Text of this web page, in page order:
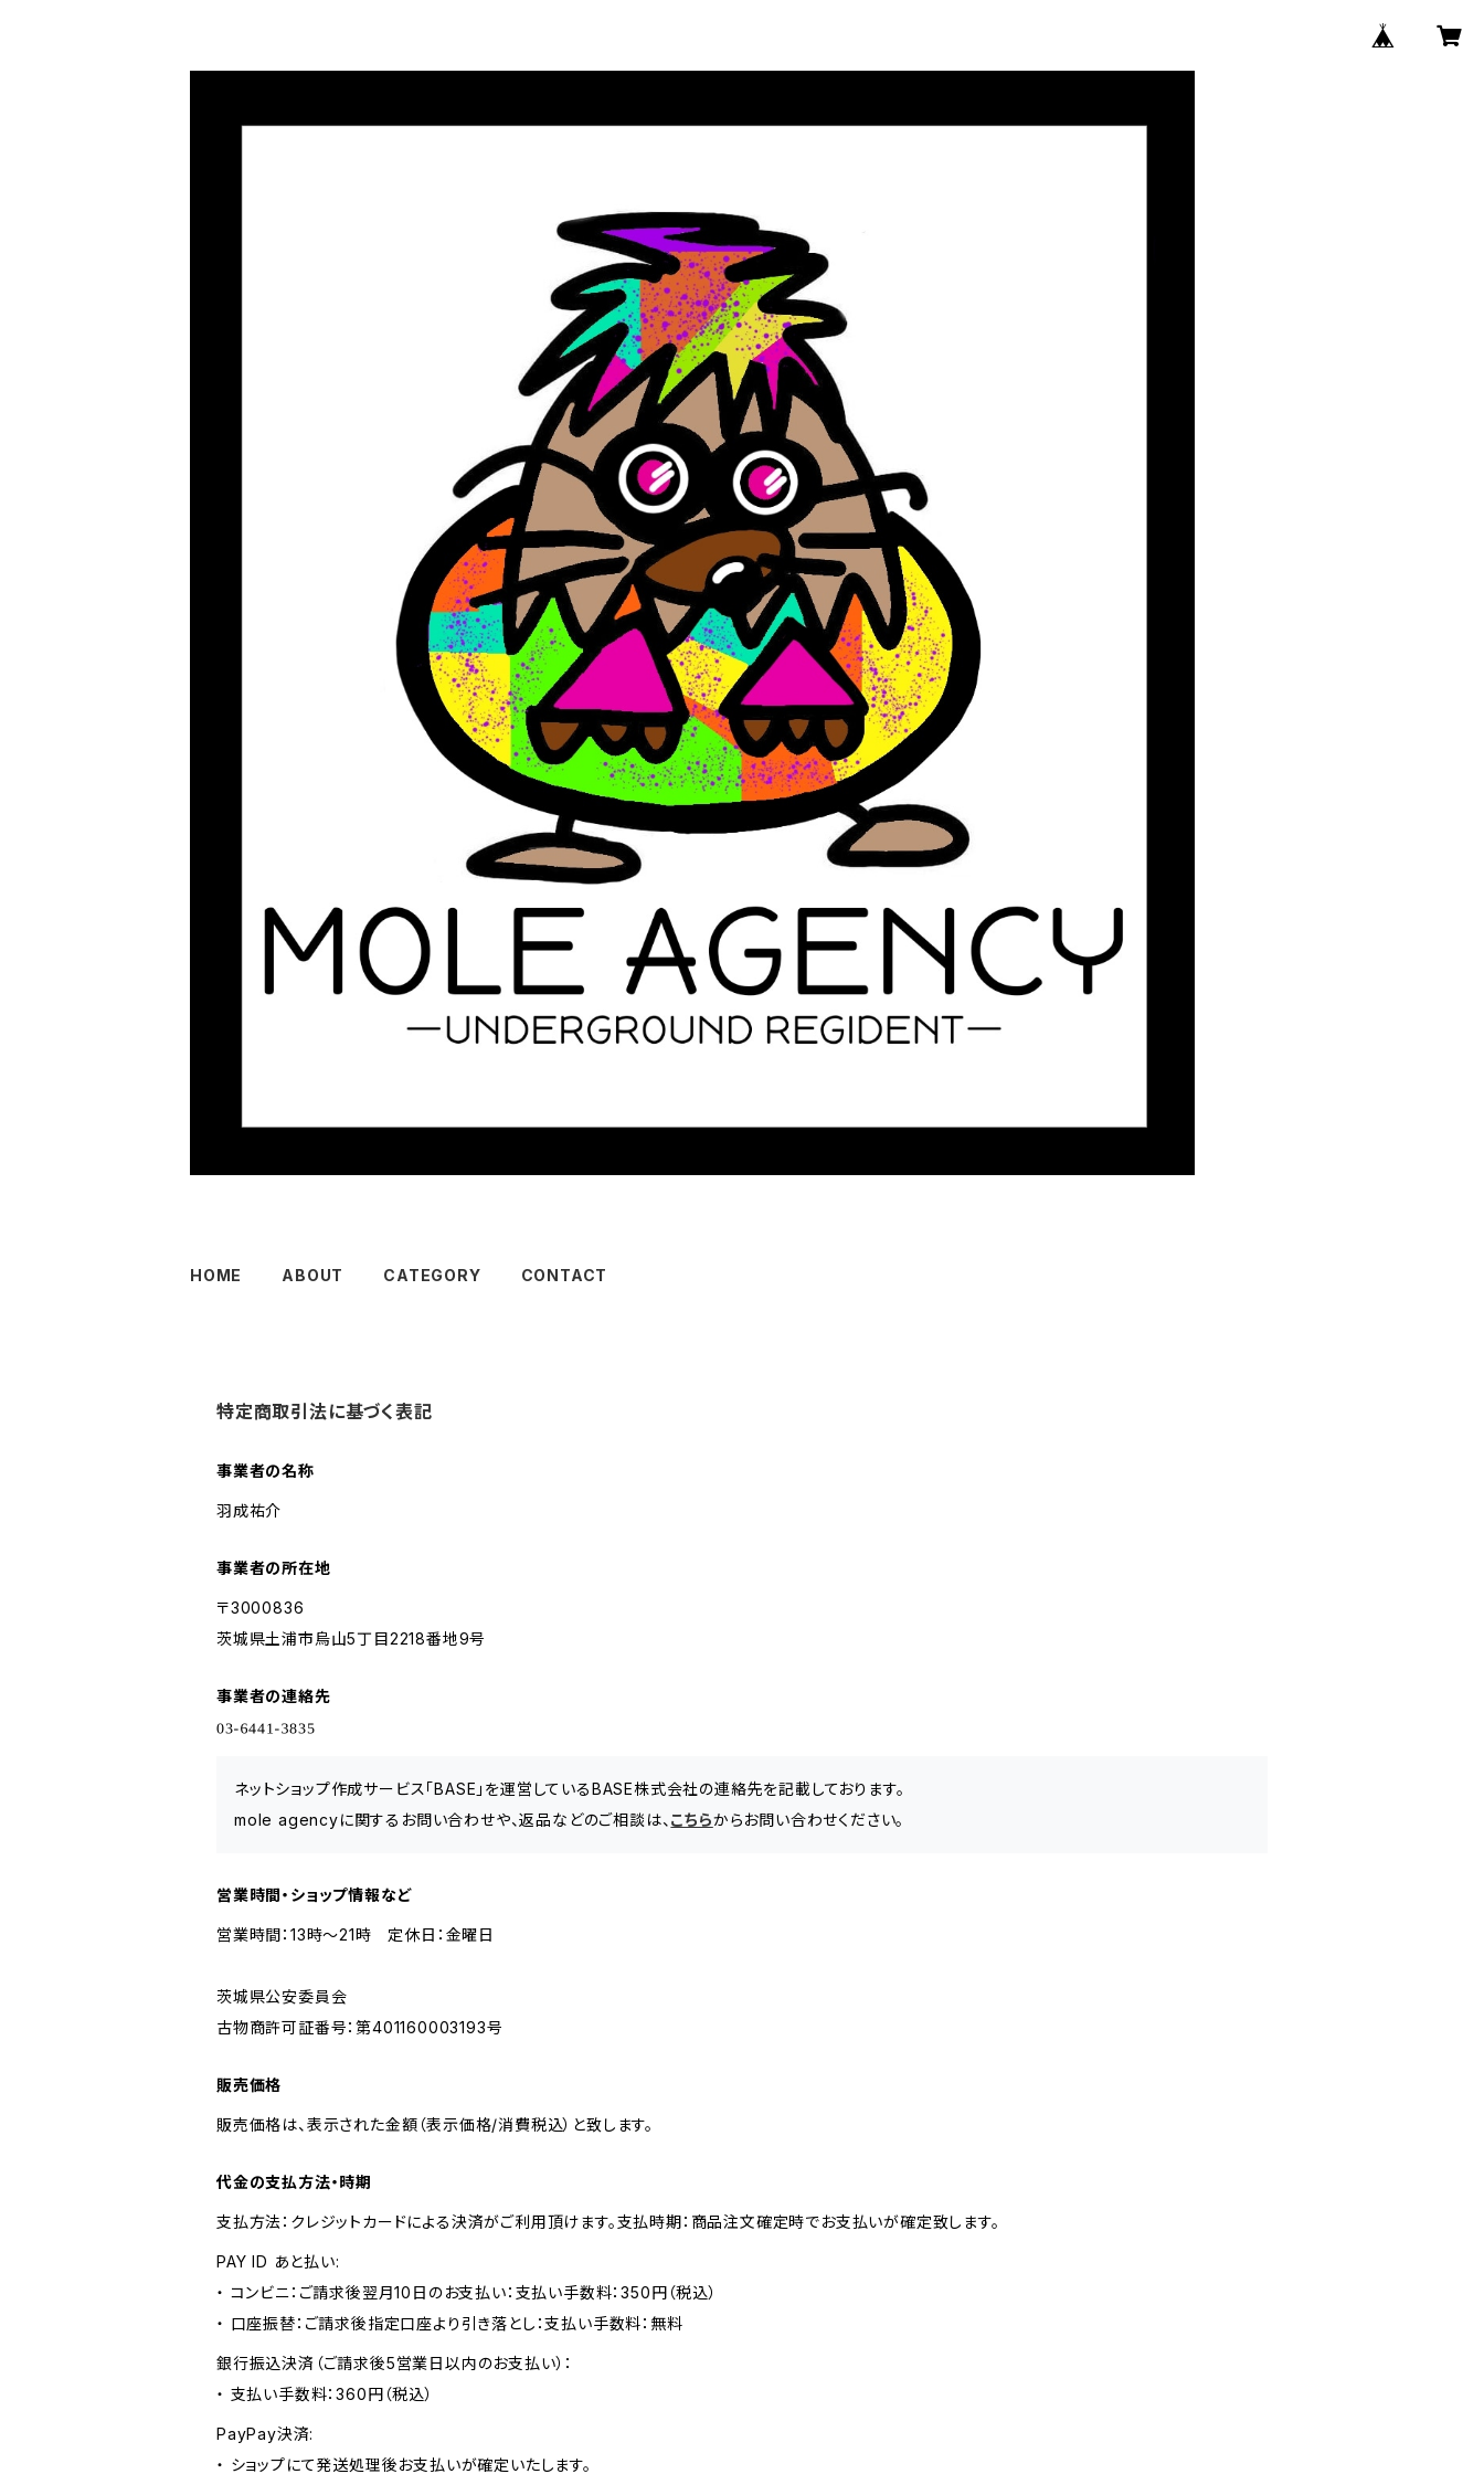
HOME ABOUT CATEGORY CONTACT
特定商取引法に基づく表記
事業者の名称
羽成祐介
事業者の所在地
〒3000836
茨城県土浦市烏山5丁目2218番地9号
事業者の連絡先
ネットショップ作成サービス「BASE」を運営しているBASE株式会社の連絡先を記載しております。
mole agencyに関するお問い合わせや、返品などのご相談は、 こちらからお問い合わせください。
営業時間・ショップ情報など
営業時間：13時～21時 定休日：金曜日
茨城県公安委員会
古物商許可証番号：第401160003193号
販売価格
販売価格は、表示された金額（表示価格/消費税込）と致します。
代金の支払方法・時期
支払方法：クレジットカードによる決済がご利用頂けます。支払時期：商品注文確定時でお支払いが確定致します。
PAY ID あと払い:
・ コンビニ：ご請求後翌月10日のお支払い：支払い手数料：350円（税込）
・ 口座振替：ご請求後指定口座より引き落とし：支払い手数料：無料
銀行振込決済（ご請求後5営業日以内のお支払い）：
・ 支払い手数料：360円（税込）
PayPay決済:
・ ショップにて発送処理後お支払いが確定いたします。